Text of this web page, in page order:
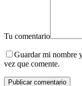
Tu comentario
Guardar mi nombre
vez que comente.